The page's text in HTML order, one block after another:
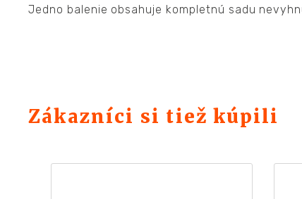
Jedno balenie obsahuje kompletnú sadu
Zákazníci si tiež kúpili